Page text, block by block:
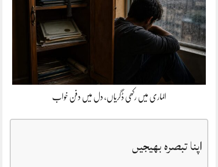
الماری میں رکھی ڈگریاں، دل میں دفن خواب
اپنا تبصرہ بھیجیں